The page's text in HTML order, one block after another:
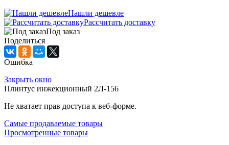
Нашли дешевле
Рассчитать доставку
Под заказ
Поделиться
Ошибка
Закрыть окно
Плинтус инжекционный 2Л-156
Не хватает прав доступа к веб-форме.
Самые продаваемые товары
Просмотренные товары